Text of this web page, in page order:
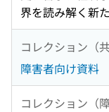
界を読み解く新
コレクション（共
障害者向け資料
コレクション（